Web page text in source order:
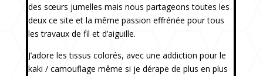
des sœurs jumelles mais nous partageons toutes les
deux ce site et la même passion effrénée pour tous
les travaux de fil et d’aiguille.
J’adore les tissus colorés, avec une addiction pour le
kaki / camouflage même si je dérape de plus en plus